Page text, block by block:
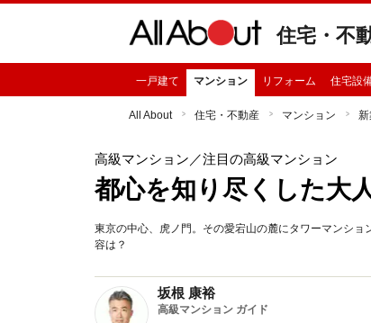
住宅・不
一戸建て マンション リフォーム 住宅設
All About 住宅・不動産 マンション 新
高級マンション ／注目の高級マンション
都心を知り尽くした大
東京の中心、虎ノ門。その愛宕山の麓にタワーマンシ
容は？
坂根 康裕
高級マンション ガイド